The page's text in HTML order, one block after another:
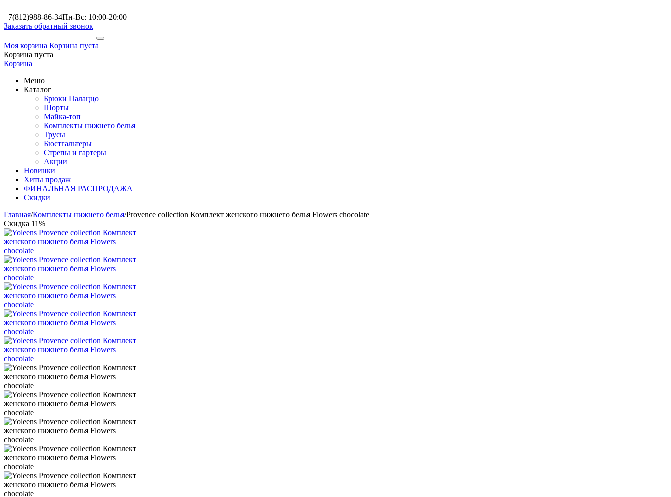
+7(812)988-86-34Пн-Вс: 10:00-20:00
Заказать обратный звонок
Моя корзина Корзина пуста
Корзина пуста
Корзина
Меню
Каталог
Брюки Палаццо
Шорты
Майка-топ
Комплекты нижнего белья
Трусы
Бюстгальтеры
Стрепы и гартеры
Акции
Новинки
Хиты продаж
ФИНАЛЬНАЯ РАСПРОДАЖА
Скидки
Главная/Комплекты нижнего белья/Provence collection Комплект женского нижнего белья Flowers chocolate
Скидка 11%